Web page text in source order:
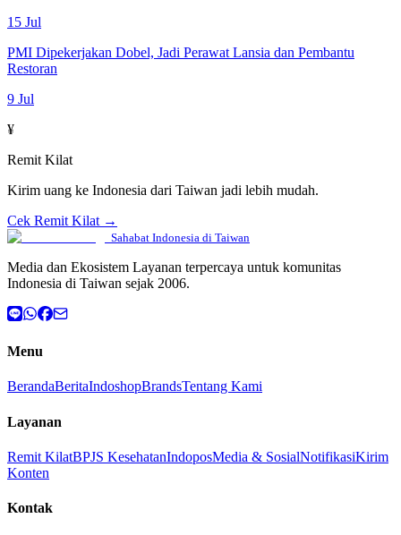
15 Jul
PMI Dipekerjakan Dobel, Jadi Perawat Lansia dan Pembantu
Restoran
9 Jul
¥
Remit Kilat
Kirim uang ke Indonesia dari Taiwan jadi lebih mudah.
Cek Remit Kilat →
Sahabat Indonesia di Taiwan
Media dan Ekosistem Layanan terpercaya untuk komunitas
Indonesia di Taiwan sejak 2006.
Menu
BerandaBeritaIndoshopBrandsTentang Kami
Layanan
Remit KilatBPJS KesehatanIndoposMedia & SosialNotifikasiKirim
Konten
Kontak